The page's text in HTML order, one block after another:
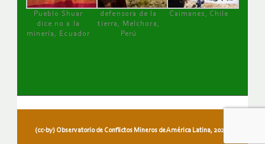
Pueblo Shuar
dice no a la
minería, Ecuador
defensora de la
tierra, Melchora,
Perú
Caimanes, Chile
(cc-by) Observatorio de Conflictos Mineros de América Latina, 2026